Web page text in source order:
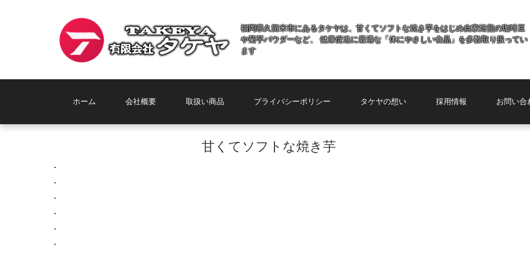
福岡県久留米市にあるタケヤは、甘くてソフトな焼き芋をはじめ自家焙煎の珈琲豆
や菊芋パウダーなど、 健康促進に最適な「体にやさしい食品」を多数取り扱ってい
ます
コンテンツに移動
ホーム 会社概要 取扱い商品 プライバシーポリシー タケヤの想い 採用情報 お問い合
甘くてソフトな焼き芋